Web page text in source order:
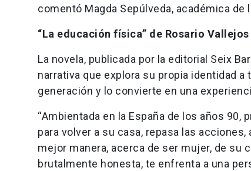
comentó Magda Sepúlveda, académica de
“La educación física” de Rosario Vallejos
La novela, publicada por la editorial Seix
narrativa que explora su propia identidad
generación y lo convierte en una
“Ambientada en la España de los años
para volver a su casa, repasa las
mejor manera, acerca de ser mujer, de su
brutalmente honesta, te enfrenta a una